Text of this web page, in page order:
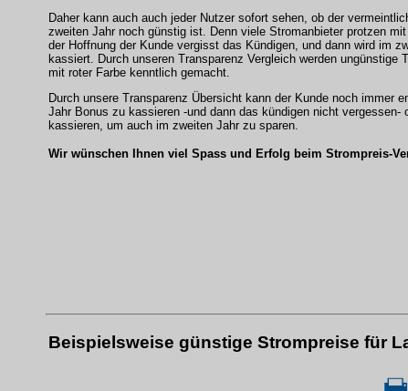
Daher kann auch auch jeder Nutzer sofort sehen, ob der
zweiten Jahr noch günstig ist. Denn viele Stromanbieter protzen
der Hoffnung der Kunde vergisst das Kündigen, und dann wird im
kassiert. Durch unseren Transparenz Vergleich werden ungünstige
mit roter Farbe kenntlich gemacht.
Durch unsere Transparenz Übersicht kann der Kunde noch immer
Jahr Bonus zu kassieren -und dann das kündigen nicht vergessen-
kassieren, um auch im zweiten Jahr zu sparen.
Wir wünschen Ihnen viel Spass und Erfolg beim Strompreis-
Beispielsweise günstige Strompreise für